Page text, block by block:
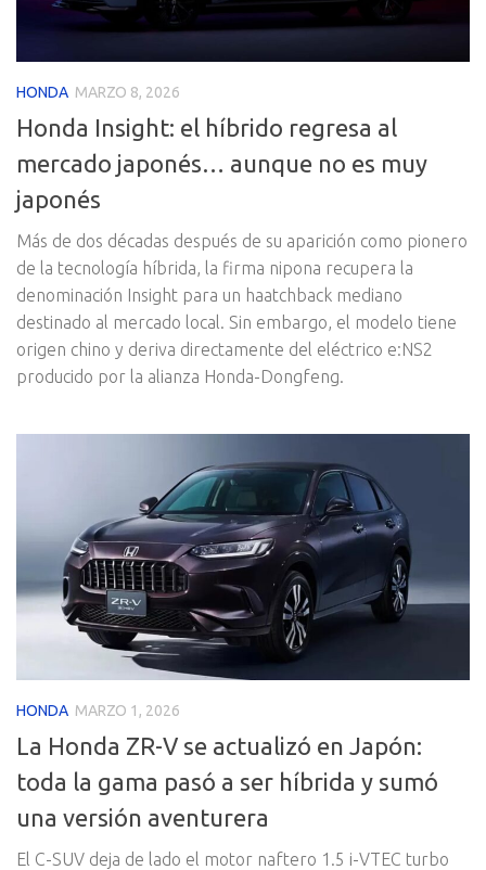
HONDA MARZO 8, 2026
Honda Insight: el híbrido regresa al
mercado japonés… aunque no es muy
japonés
Más de dos décadas después de su aparición como pionero
de la tecnología híbrida, la firma nipona recupera la
denominación Insight para un haatchback mediano
destinado al mercado local. Sin embargo, el modelo tiene
origen chino y deriva directamente del eléctrico e:NS2
producido por la alianza Honda-Dongfeng.
HONDA MARZO 1, 2026
La Honda ZR-V se actualizó en Japón:
toda la gama pasó a ser híbrida y sumó
una versión aventurera
El C-SUV deja de lado el motor naftero 1.5 i-VTEC turbo